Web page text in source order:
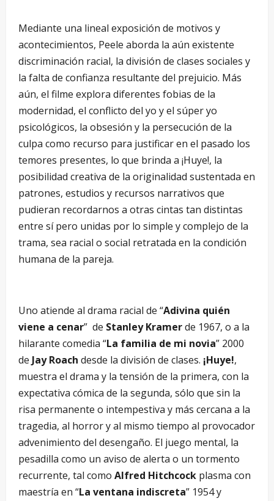
Mediante una lineal exposición de motivos y
acontecimientos, Peele aborda la aún existente
discriminación racial, la división de clases sociales y
la falta de confianza resultante del prejuicio. Más
aún, el filme explora diferentes fobias de la
modernidad, el conflicto del yo y el súper yo
psicológicos, la obsesión y la persecución de la
culpa como recurso para justificar en el pasado los
temores presentes, lo que brinda a ¡Huye!, la
posibilidad creativa de la originalidad sustentada en
patrones, estudios y recursos narrativos que
pudieran recordarnos a otras cintas tan distintas
entre sí pero unidas por lo simple y complejo de la
trama, sea racial o social retratada en la condición
humana de la pareja.
Uno atiende al drama racial de “Adivina quién
viene a cenar” de Stanley Kramerde 1967, o a la
hilarante comedia “La familia de mi novia” 2000
de Jay Roach desde la división de clases. ¡Huye!,
muestra el drama y la tensión de la primera, con la
expectativa cómica de la segunda, sólo que sin la
risa permanente o intempestiva y más cercana a la
tragedia, al horror y al mismo tiempo al provocador
advenimiento del desengaño. El juego mental, la
pesadilla como un aviso de alerta o un tormento
recurrente, tal como Alfred Hitchcock plasma con
maestría en “La ventana indiscreta” 1954 y